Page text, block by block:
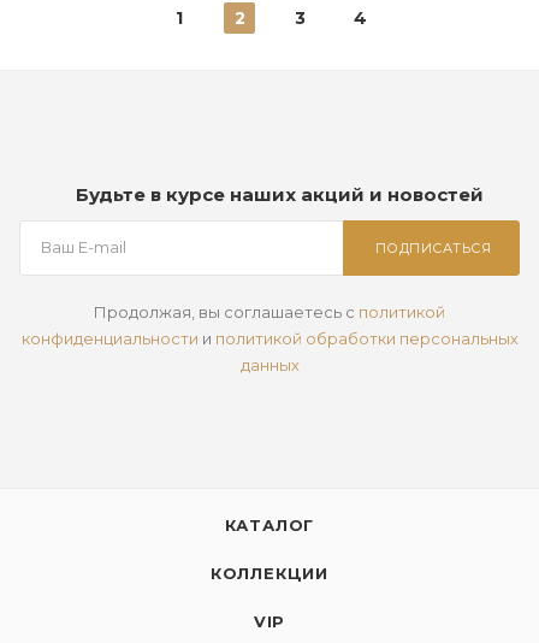
1 2 3 4
Будьте в курсе наших акций и новостей
ПОДПИСАТЬСЯ
Продолжая, вы соглашаетесь с политикой
конфиденциальности и политикой обработки персональных
данных
КАТАЛОГ
КОЛЛЕКЦИИ
VIP